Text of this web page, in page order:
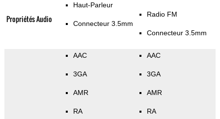
Propriétés Audio
Haut-Parleur
Connecteur 3.5mm
Radio FM
Connecteur 3.5mm
AAC
3GA
AMR
RA
AAC
3GA
AMR
RA